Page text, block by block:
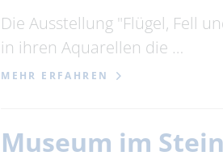
Die Ausstellung "Flügel, Fell
in ihren Aquarellen die …
MEHR ERFAHREN
Museum im